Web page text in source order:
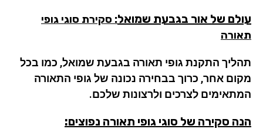
של אור בגבעת שמואל: סקירת סוגי גופי
התקנת גופי תאורה בגבעת שמואל, כמו בכל
אחר, כרוך בבחירה נכונה של גופי התאורה
לצרכים ולרצונות שלכם.
סקירה של סוגי גופי תאורה נפוצים: